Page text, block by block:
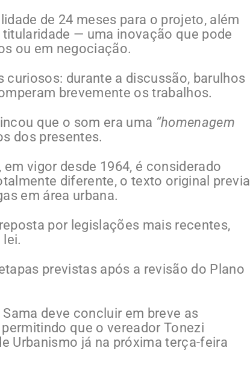
de 24 meses para o projeto, além
— uma inovação que pode
ou em negociação.
durante a discussão, barulhos
brevemente os trabalhos.
que o som era uma “homenagem
dos presentes.
vigor desde 1964, é considerado
diferente, o texto original previa
em área urbana.
por legislações mais recentes,
previstas após a revisão do Plano
deve concluir em breve as
que o vereador Tonezi
Urbanismo já na próxima terça-feira